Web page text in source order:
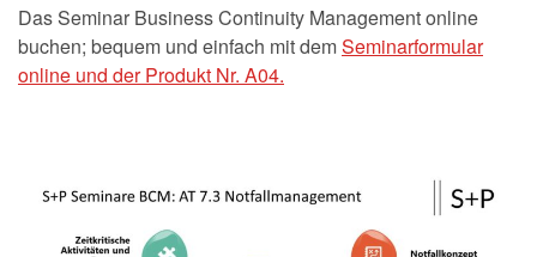
Das Seminar Business Continuity Management online
buchen; bequem und einfach mit demSeminarformular
online und der Produkt Nr. A04.